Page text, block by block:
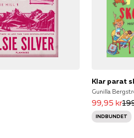
Klar parat
99,95 kr
INDBUNDET